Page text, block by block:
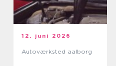
12. juni 2026
Autoværksted aalborg